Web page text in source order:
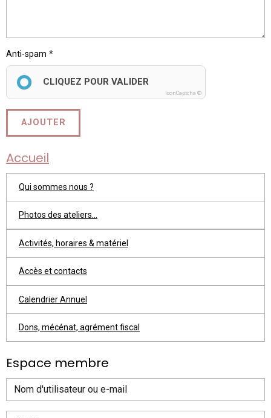
Anti-spam
CLIQUEZ POUR VALIDER
IconCaptcha ©
AJOUTER
Accueil
Qui sommes nous ?
Photos des ateliers...
Activités, horaires & matériel
Accès et contacts
Calendrier Annuel
Dons, mécénat, agrément fiscal
Espace membre